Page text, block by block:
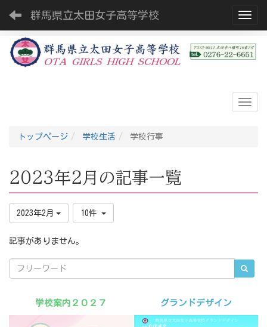
群馬県立太田女子高等学校
トップページ 学校生活 学校行事
2023年2月の記事一覧
2023年2月 10件
記事がありません。
学校案内２０２７ グランドデザイン